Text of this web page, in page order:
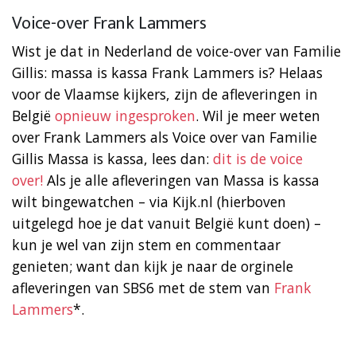
Voice-over Frank Lammers
Wist je dat in Nederland de voice-over van Familie
Gillis: massa is kassa Frank Lammers is? Helaas
voor de Vlaamse kijkers, zijn de afleveringen in
België opnieuw ingesproken. Wil je meer weten
over Frank Lammers als Voice over van Familie
Gillis Massa is kassa, lees dan: dit is de voice
over! Als je alle afleveringen van Massa is kassa
wilt bingewatchen – via Kijk.nl (hierboven
uitgelegd hoe je dat vanuit België kunt doen) –
kun je wel van zijn stem en commentaar
genieten; want dan kijk je naar de orginele
afleveringen van SBS6 met de stem van Frank
Lammers*.